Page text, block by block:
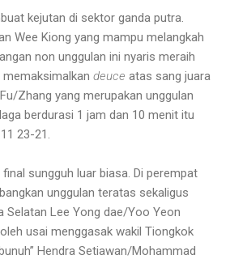
kejutan di sektor ganda putra.
Wee Kiong yang mampu melangkah
non unggulan ini nyaris meraih
deuce atas sang juara
Zhang yang merupakan unggulan
berdurasi 1 jam dan 10 menit itu
23-21.
sungguh luar biasa. Di perempat
unggulan teratas sekaligus
Selatan Lee Yong dae/Yoo Yeon
usai menggasak wakil Tiongkok
Hendra Setiawan/Mohammad